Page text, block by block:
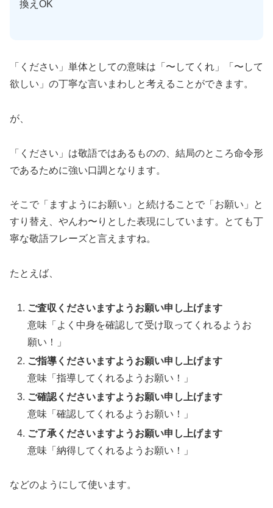
換えOK
「ください」単体としての意味は「〜してくれ」「〜して
欲しい」の丁寧な言いまわしと考えることができます。
が、
「ください」は敬語ではあるものの、結局のところ命令形
であるために強い口調となります。
そこで「ますようにお願い」と続けることで「お願い」と
すり替え、やんわ〜りとした表現にしています。とても丁
寧な敬語フレーズと言えますね。
たとえば、
ご査収くださいますようお願い申し上げます
意味「よく中身を確認して受け取ってくれるようお
願い！」
ご指導くださいますようお願い申し上げます
意味「指導してくれるようお願い！」
ご確認くださいますようお願い申し上げます
意味「確認してくれるようお願い！」
ご了承くださいますようお願い申し上げます
意味「納得してくれるようお願い！」
などのようにして使います。